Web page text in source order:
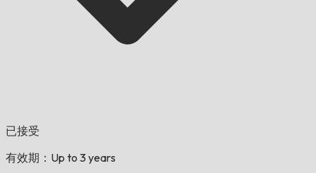
已接受
有效期：Up to 3 years